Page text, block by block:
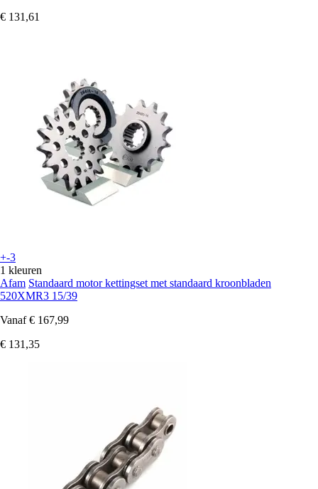
€ 131,61
+-3
1 kleuren
Afam Standaard motor kettingset met standaard kroonbladen
520XMR3 15/39
Vanaf € 167,99
€ 131,35